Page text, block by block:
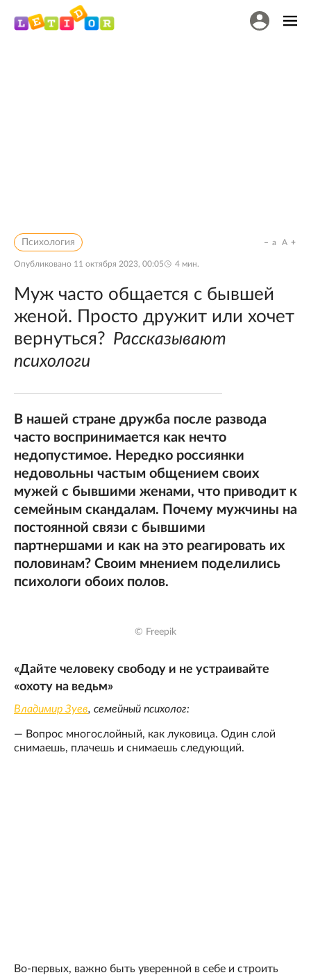
Психология
Опубликовано 11 октября 2023, 00:05 4 мин.
a A
Муж часто общается с бывшей
женой. Просто дружит или хочет
вернуться? Рассказывают
психологи
В нашей стране дружба после развода
часто воспринимается как нечто
недопустимое. Нередко россиянки
недовольны частым общением своих
мужей с бывшими женами, что приводит к
семейным скандалам. Почему мужчины на
постоянной связи с бывшими
партнершами и как на это реагировать их
половинам? Своим мнением поделились
психологи обоих полов.
© Freepik
«Дайте человеку свободу и не устраивайте
«охоту на ведьм»
Владимир Зуев, семейный психолог:
— Вопрос многослойный, как луковица. Один слой
снимаешь, плачешь и снимаешь следующий.
Во-первых, важно быть уверенной в себе и строить